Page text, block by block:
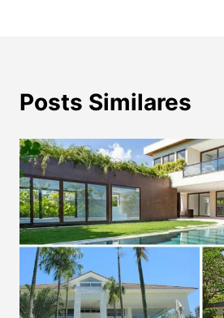
Posts Similares